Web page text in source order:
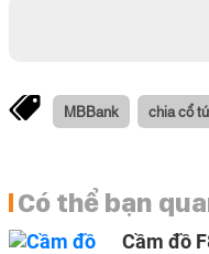
MBBank chia cổ
Có thể bạn
Cầm đồ